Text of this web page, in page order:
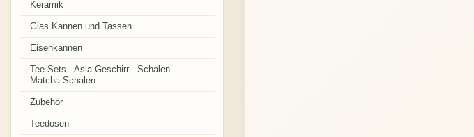
Keramik
Glas Kannen und Tassen
Eisenkannen
Tee-Sets - Asia Geschirr - Schalen -
Matcha Schalen
Zubehör
Teedosen